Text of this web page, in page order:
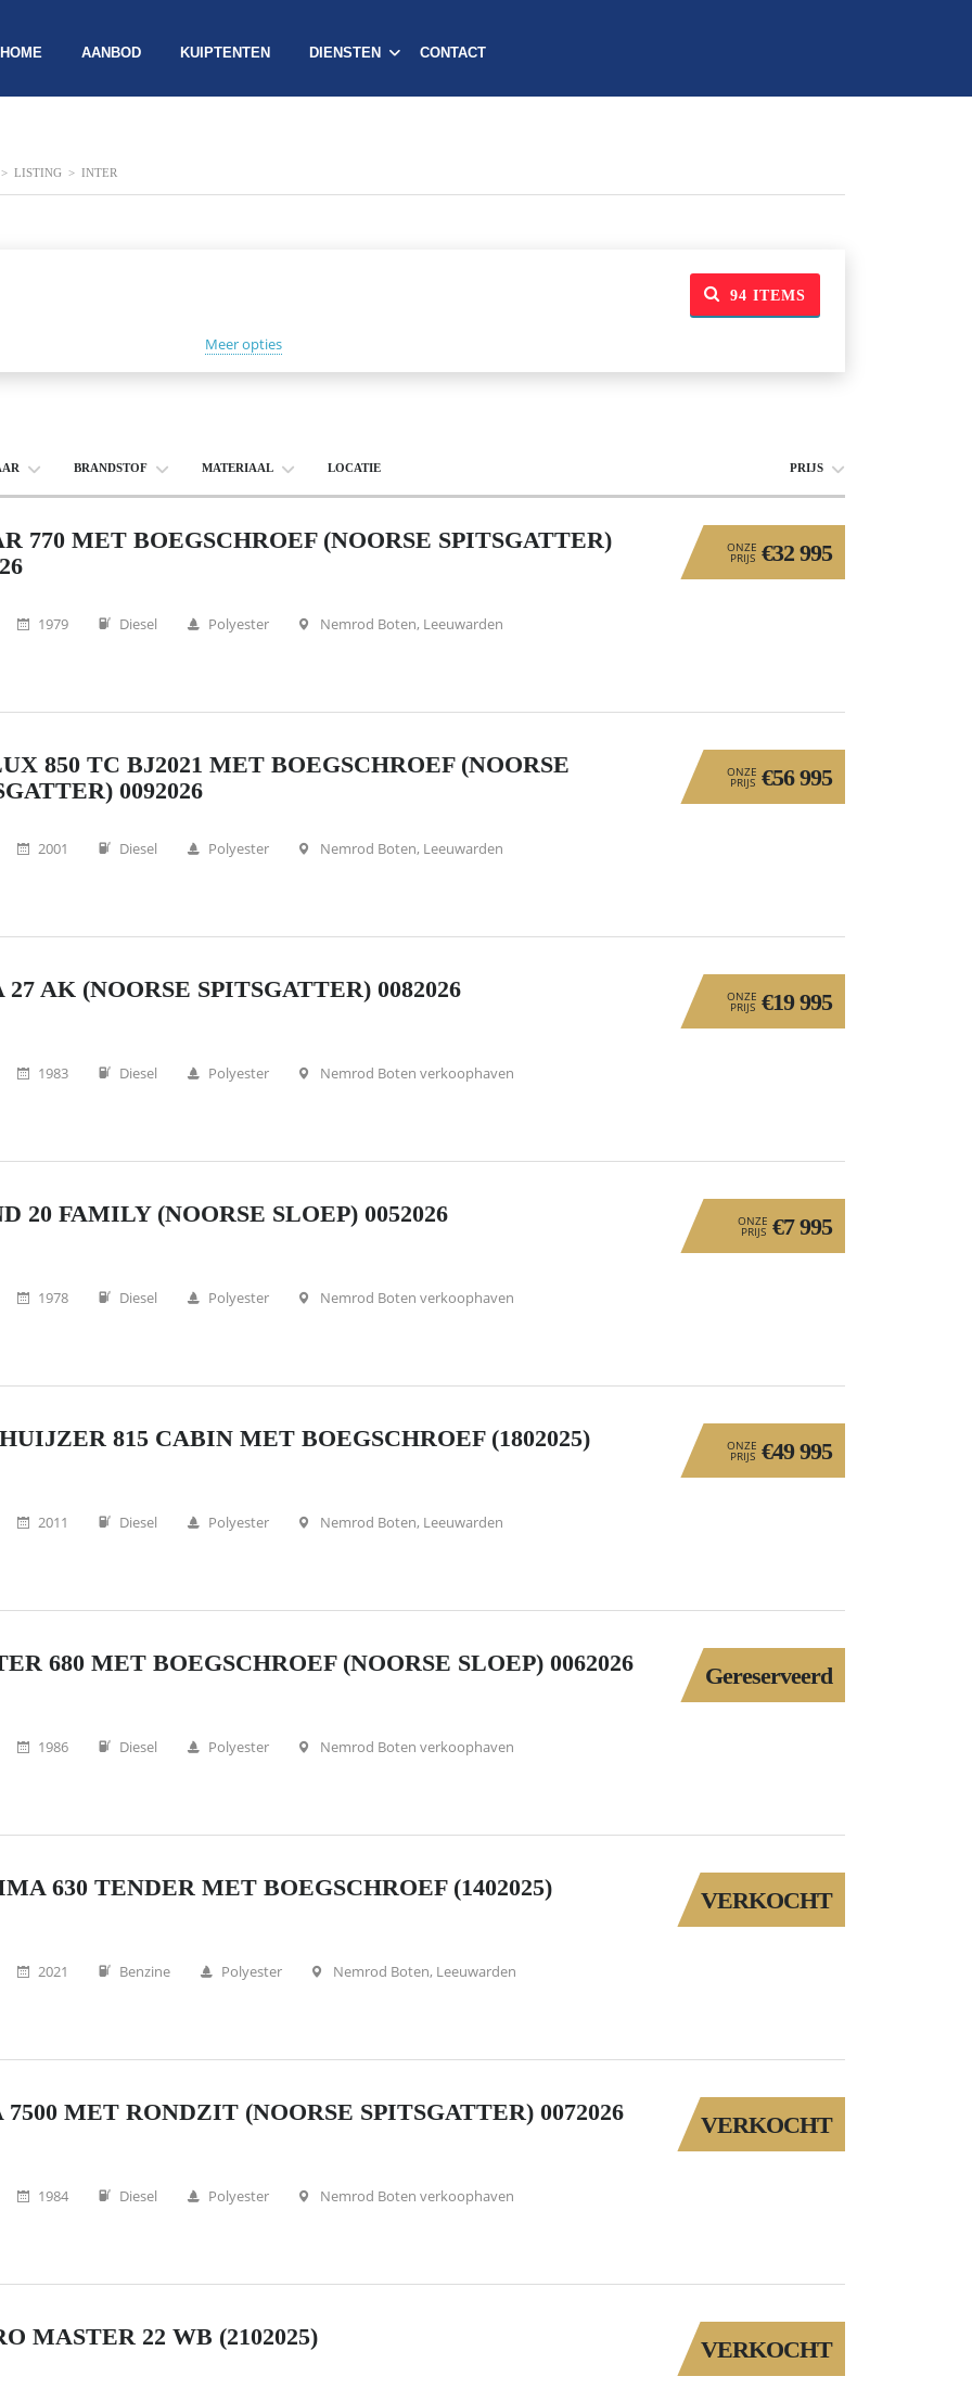
HOME AANBOD KUIPTENTEN DIENSTEN CONTACT
> LISTING > INTER
Meer opties
94 ITEMS
BRANDSTOF MATERIAAL LOCATIE PRIJS
ONZE
PRIJS €32 995
770 MET BOEGSCHROEF (NOORSE SPITSGATTER)
1979 Diesel Polyester Nemrod Boten, Leeuwarden
ONZE
PRIJS €56 995
850 TC BJ2021 MET BOEGSCHROEF (NOORSE
0092026
2001 Diesel Polyester Nemrod Boten, Leeuwarden
ONZE
PRIJS €19 995
27 AK (NOORSE SPITSGATTER) 0082026
1983 Diesel Polyester Nemrod Boten verkoophaven
ONZE
PRIJS €7 995
20 FAMILY (NOORSE SLOEP) 0052026
1978 Diesel Polyester Nemrod Boten verkoophaven
ONZE
PRIJS €49 995
815 CABIN MET BOEGSCHROEF (1802025)
2011 Diesel Polyester Nemrod Boten, Leeuwarden
Gereserveerd
680 MET BOEGSCHROEF (NOORSE SLOEP) 0062026
1986 Diesel Polyester Nemrod Boten verkoophaven
VERKOCHT
630 TENDER MET BOEGSCHROEF (1402025)
2021 Benzine Polyester Nemrod Boten, Leeuwarden
VERKOCHT
7500 MET RONDZIT (NOORSE SPITSGATTER) 0072026
1984 Diesel Polyester Nemrod Boten verkoophaven
VERKOCHT
MASTER 22 WB (2102025)